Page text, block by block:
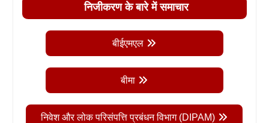
निजीकरण के बारे में समाचार
बीईएमएल
बीमा
निवेश और लोक परिसंपत्ति प्रबंधन विभाग (DIPAM)